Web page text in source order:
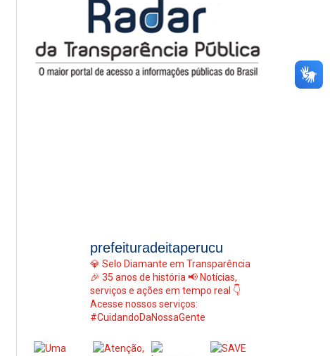
prefeituradeitaperucu
💎 Selo Diamante em Transparência
🎉 35 anos de história 📢 Notícias,
serviços e ações em tempo real 👇
Acesse nossos serviços:
#CuidandoDaNossaGente